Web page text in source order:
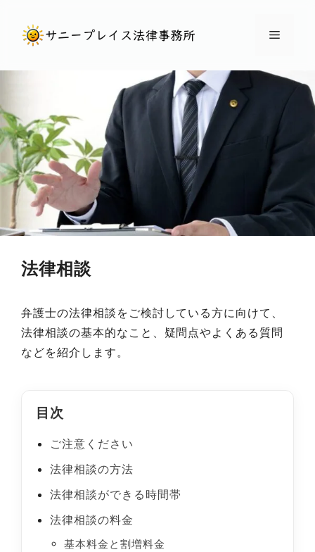
ン
へ
ス
キ
ッ
プ
メ
ニ
ュ
法律相談
弁護士の法律相談をご検討している方に向けて、
法律相談の基本的なこと、疑問点やよくある質問
などを紹介します。
目次
ご注意ください
法律相談の方法
法律相談ができる時間帯
法律相談の料金
基本料金と割増料金